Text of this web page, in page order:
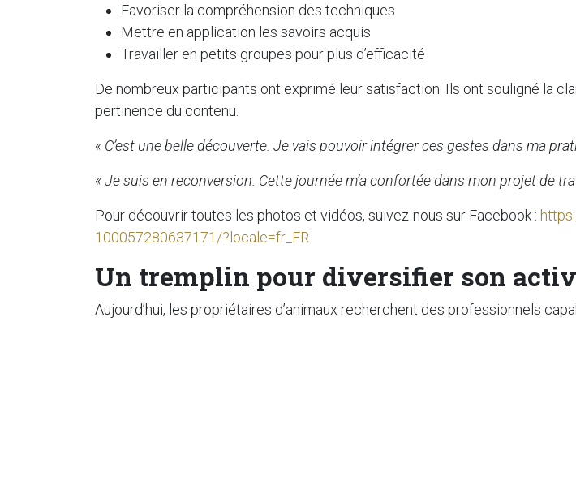
Favoriser la compréhension des techniques
Mettre en application les savoirs acquis
Travailler en petits groupes pour plus d’efficacité
De nombreux participants ont exprimé leur satisfaction. Ils ont souligné la
pertinence du contenu.
« C’est une belle découverte. Je vais pouvoir intégrer ces gestes dans ma
« Je suis en reconversion. Cette journée m’a confortée dans mon projet de
Pour découvrir toutes les photos et vidéos, suivez-nous sur Facebook :
100057280637171/?locale=fr_FR
Un tremplin pour diversifier son
Aujourd’hui, les propriétaires d’animaux recherchent des professionnels